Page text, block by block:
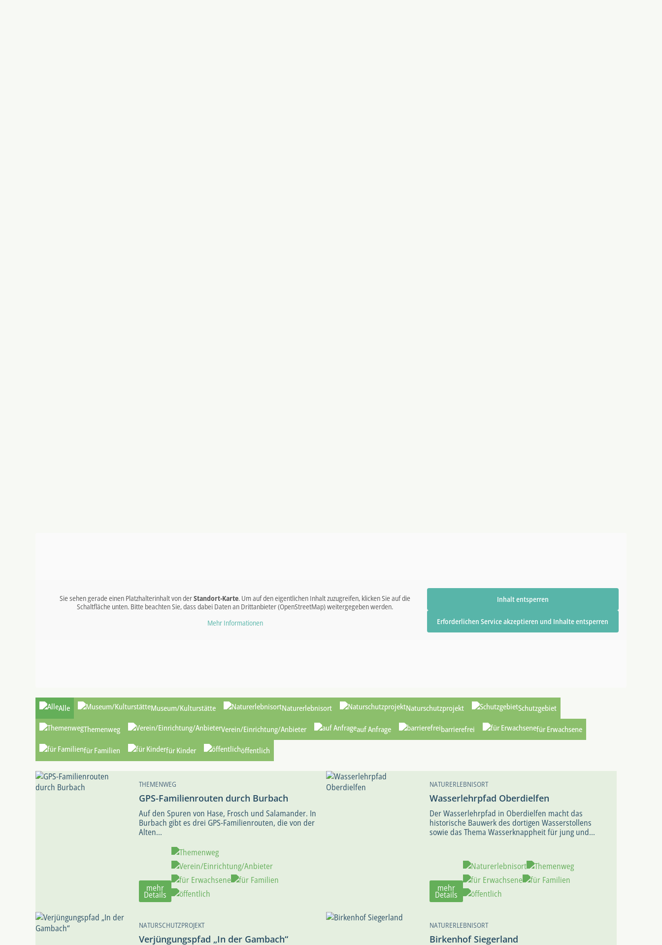
Sie sehen gerade einen Platzhalterinhalt von derStandort-Karte. Um auf den eigentlichen Inhalt zuzugreifen, klicken Sie auf die
Schaltfläche unten. Bitte beachten Sie, dass dabei Daten an Drittanbieter (OpenStreetMap) weitergegeben werden.
Mehr Informationen
Inhalt entsperren
Erforderlichen Service akzeptieren und Inhalte entsperren
Alle Museum/Kulturstätte Naturerlebnisort Naturschutzprojekt Schutzgebiet
Themenweg Verein/Einrichtung/Anbieter auf Anfrage barrierefrei für Erwachsene
für Familien für Kinder öffentlich
THEMENWEG
GPS-Familienrouten durch Burbach
Auf den Spuren von Hase, Frosch und Salamander. In
Burbach gibt es drei GPS-Familienrouten, die von der
Alten...
mehr
Details
NATURERLEBNISORT
Wasserlehrpfad Oberdielfen
Der Wasserlehrpfad in Oberdielfen macht das
historische Bauwerk des dortigen Wasserstollens
sowie das Thema Wasserknappheit für jung und...
mehr
Details
NATURSCHUTZPROJEKT
Verjüngungspfad „In der Gambach“
NATURERLEBNISORT
Birkenhof Siegerland